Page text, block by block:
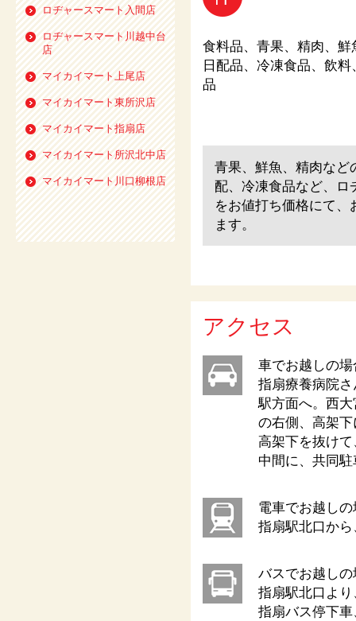
ロヂャースマート入間店
ロヂャースマート川越中台
店
マイカイマート上尾店
マイカイマート東所沢店
マイカイマート指扇店
マイカイマート所沢北中店
マイカイマート川口柳根店
食料品、青果、精肉、鮮
日配品、冷凍食品、飲料
品
青果、鮮魚、精肉など
配、冷凍食品など、ロ
をお値打ち価格にて
ます。
アクセス
車でお越しの場
指扇療養病院
駅方面へ。西
の右側、高架
高架下を抜け
中間に、共同
電車でお越し
指扇駅北口か
バスでお越しの
指扇駅北口よ
指扇バス停下